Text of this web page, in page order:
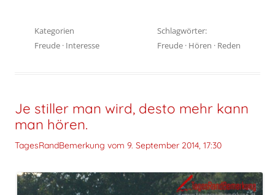
Kategorien
Freude · Interesse
Schlagwörter:
Freude · Hören · Reden
Je stiller man wird, desto mehr kann
man hören.
TagesRandBemerkung vom 9. September 2014, 17:30